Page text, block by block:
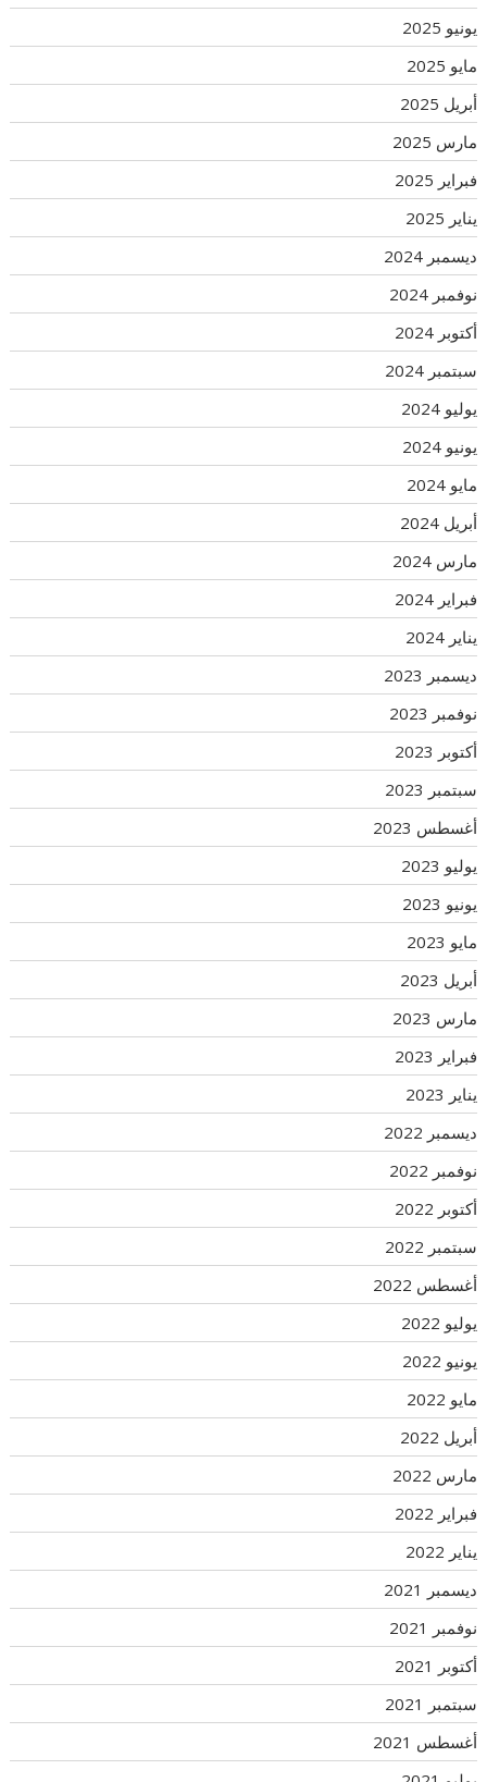
يونيو 2025
مايو 2025
أبريل 2025
مارس 2025
فبراير 2025
يناير 2025
ديسمبر 2024
نوفمبر 2024
أكتوبر 2024
سبتمبر 2024
يوليو 2024
يونيو 2024
مايو 2024
أبريل 2024
مارس 2024
فبراير 2024
يناير 2024
ديسمبر 2023
نوفمبر 2023
أكتوبر 2023
سبتمبر 2023
أغسطس 2023
يوليو 2023
يونيو 2023
مايو 2023
أبريل 2023
مارس 2023
فبراير 2023
يناير 2023
ديسمبر 2022
نوفمبر 2022
أكتوبر 2022
سبتمبر 2022
أغسطس 2022
يوليو 2022
يونيو 2022
مايو 2022
أبريل 2022
مارس 2022
فبراير 2022
يناير 2022
ديسمبر 2021
نوفمبر 2021
أكتوبر 2021
سبتمبر 2021
أغسطس 2021